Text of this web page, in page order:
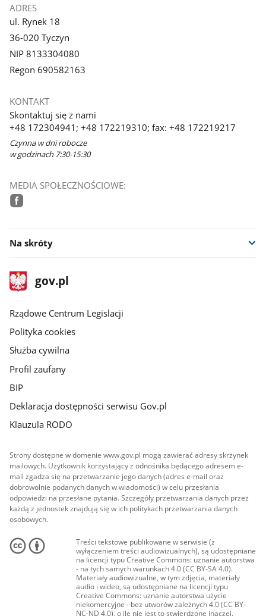
ADRES
ul. Rynek 18
36-020 Tyczyn
NIP 8133304080
Regon 690582163
KONTAKT
Skontaktuj się z nami
+48 172304941; +48 172219310; fax: +48 172219217
Czynna w dni robocze
w godzinach 7:30-15:30
MEDIA SPOŁECZNOŚCIOWE:
Na skróty
stopka
gov.plStrona
gov.pl
Rządowe Centrum Legislacji
Polityka cookies
Służba cywilna
Profil zaufany
BIP
Deklaracja dostępności serwisu Gov.pl
Klauzula RODO
Strony dostępne w domenie www.gov.pl mogą zawierać adresy skrzynek
mailowych. Użytkownik korzystający z odnośnika będącego adresem e-
mail zgadza się na przetwarzanie jego danych (adres e-mail oraz
dobrowolnie podanych danych w wiadomości) w celu przesłania
odpowiedzi na przesłane pytania. Szczegóły przetwarzania danych przez
każdą z jednostek znajdują się w ich politykach przetwarzania danych
osobowych.
Treści tekstowe publikowane w serwisie (z
wyłączeniem treści audiowizualnych), są udostępniane
na licencji typu Creative Commons: uznanie autorstwa
- na tych samych warunkach 4.0 (CC BY-SA 4.0).
Materiały audiowizualne, w tym zdjęcia, materiały
audio i wideo, są udostępniane na licencji typu
Creative Commons: uznanie autorstwa użycie
niekomercyjne - bez utworów zależnych 4.0 (CC BY-
NC-ND 4.0), o ile nie jest to stwierdzone inaczej.